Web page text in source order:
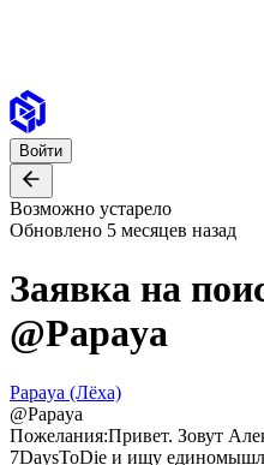
Войти
Возможно устарело
Обновлено 5 месяцев назад
Заявка на
@Papaya
Papaya (Лёха)
@Papaya
Пожелания:Привет. Зовут
7DaysToDie и ищу